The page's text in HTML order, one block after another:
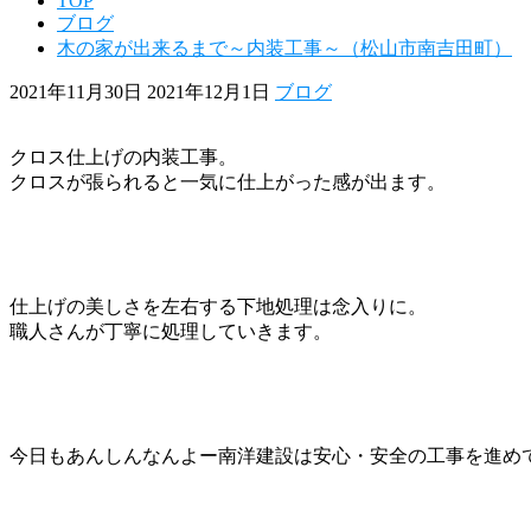
ブログ
木の家が出来るまで～内装工事～（松山市南吉田町）
2021年11月30日 2021年12月1日 ブログ
クロス仕上げの内装工事。
クロスが張られると一気に仕上がった感が出ます。
仕上げの美しさを左右する下地処理は念入りに。
職人さんが丁寧に処理していきます。
今日もあんしんなんよー南洋建設は安心・安全の工事を進め